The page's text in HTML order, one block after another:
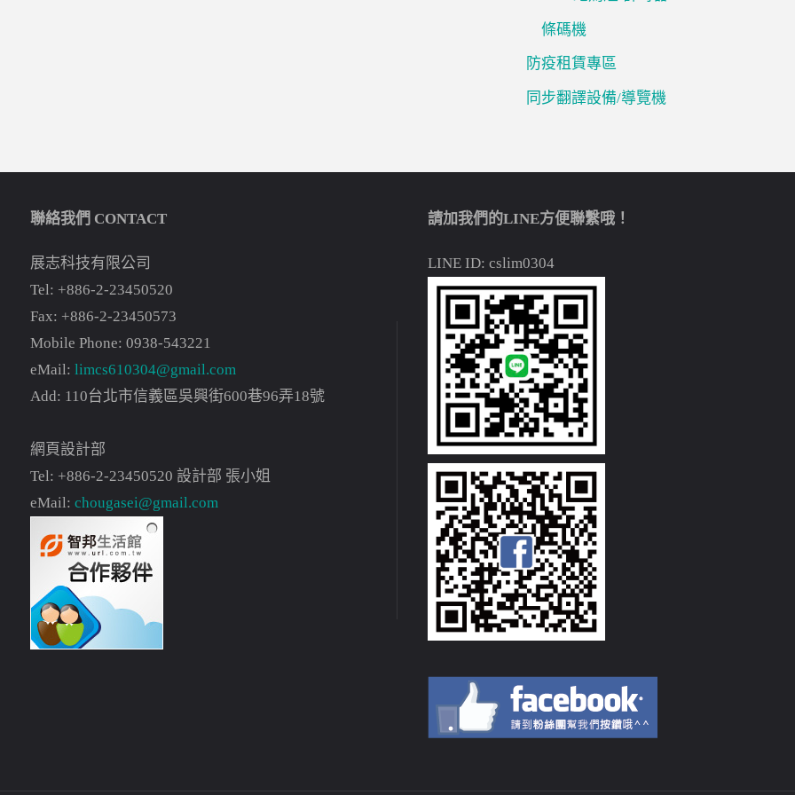
條碼機
防疫租賃專區
同步翻譯設備/導覽機
聯絡我們 CONTACT
展志科技有限公司
Tel: +886-2-23450520
Fax: +886-2-23450573
Mobile Phone: 0938-543221
eMail: limcs610304@gmail.com
Add: 110台北市信義區吳興街600巷96弄18號
網頁設計部
Tel: +886-2-23450520 設計部 張小姐
eMail: chougasei@gmail.com
請加我們的LINE方便聯繫哦！
LINE ID: cslim0304